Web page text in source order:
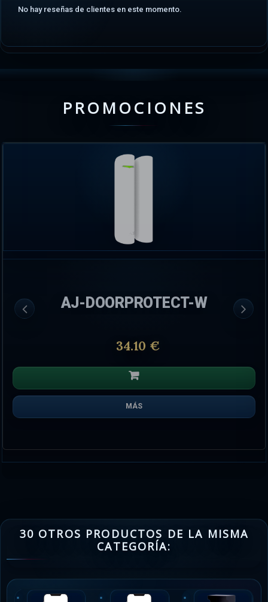
No hay reseñas de clientes en este momento.
PROMOCIONES
AJ-DOORPROTECT-W
34.10 €
MÁS
30 OTROS PRODUCTOS DE LA MISMA
CATEGORÍA: